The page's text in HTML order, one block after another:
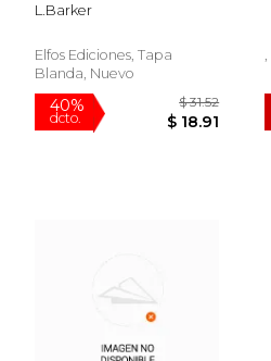
L.Barker
Elfos Ediciones, Tapa
Blanda, Nuevo